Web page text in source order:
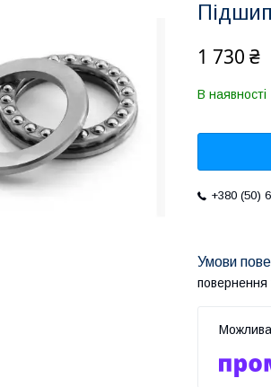
1 730 ₴
В наявності
+380 (50)
повернення